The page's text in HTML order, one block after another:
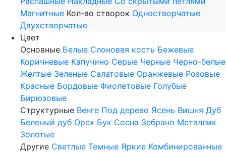
Магнитные Кол-во створок Одностворчатые
Двухстворчатые
Цвет
Основные Белые Слоновая кость Бежевые
Коричневые Капучино Серые Черные Черно-белые
Желтые Зеленые Салатовые Оранжевые Розовые
Красные Бордовые Фиолетовые Голубые
Бирюзовые
Структурные Венге Под дерево Ясень Вишня Дуб
Беленый дуб Орех Бук Сосна Зебрано Металлик
Золотые
Другие Светлые Темные Яркие Комбинированные